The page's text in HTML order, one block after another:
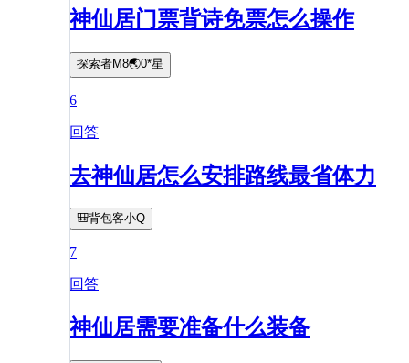
神仙居门票背诗免票怎么操作
探索者M8🌏0*星
6
回答
去神仙居怎么安排路线最省体力
🎒背包客小Q
7
回答
神仙居需要准备什么装备